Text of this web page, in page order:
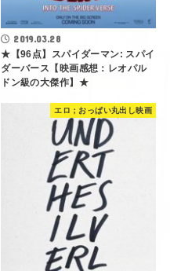
2019.03.28
★【96点】スパイダーマン: スパイ
ダーバース【映画感想：レオパル
ドン級の大傑作】★
エロ；おっぱい丸出し映画